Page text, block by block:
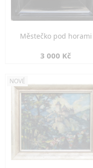
Městečko pod horami
3 000 Kč
NOVÉ